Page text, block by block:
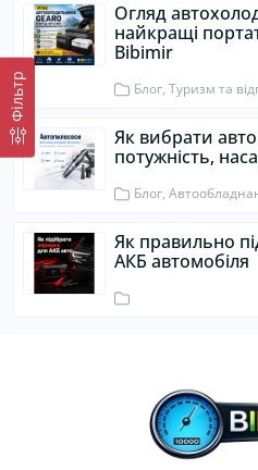
Фiльтр
Огляд
найкращі
Bibimir
Блог, Туризм та
Як вибрати
потужність,
Блог,
Як правильно
АКБ автомобіля